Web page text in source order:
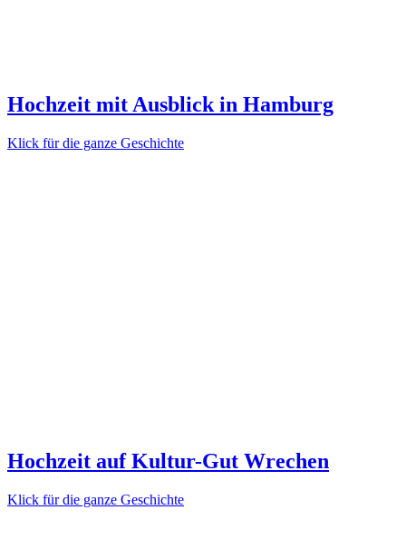
Hochzeit mit Ausblick in Hamburg
Klick für die ganze Geschichte
Hochzeit auf Kultur-Gut Wrechen
Klick für die ganze Geschichte